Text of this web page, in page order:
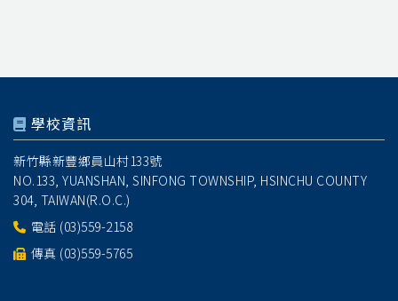
學校資訊
新竹縣新豐鄉員山村133號
NO.133, YUANSHAN, SINFONG TOWNSHIP, HSINCHU COUNTY
304, TAIWAN(R.O.C.)
電話 (03)559-2158
傳真 (03)559-5765